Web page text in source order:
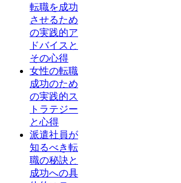
転職を成功
させるため
の実践的ア
ドバイスと
その心得
女性の転職
成功のため
の実践的ス
トラテジー
と心得
派遣社員が
知るべき転
職の秘訣と
成功への具